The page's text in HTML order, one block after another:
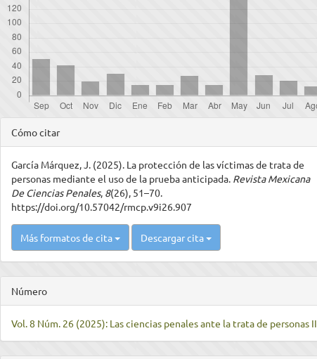
Detalles
del
artículo
Cómo citar
García Márquez, J. (2025). La protección de las víctimas de trata de
personas mediante el uso de la prueba anticipada. Revista Mexicana
De Ciencias Penales, 8(26), 51–70.
https://doi.org/10.57042/rmcp.v9i26.907
Más formatos de cita Descargar cita
Número
Vol. 8 Núm. 26 (2025): Las ciencias penales ante la trata de personas II